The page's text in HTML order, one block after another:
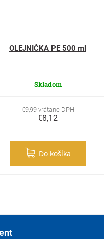
OLEJNIČKA PE 500 ml
Skladom
€9,99 vrátane DPH
€8,12
Do košíka